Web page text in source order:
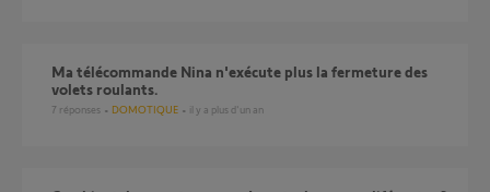
Ma télécommande Nina n'exécute plus la fermeture des
volets roulants.
7 réponses DOMOTIQUE il y a plus d'un an